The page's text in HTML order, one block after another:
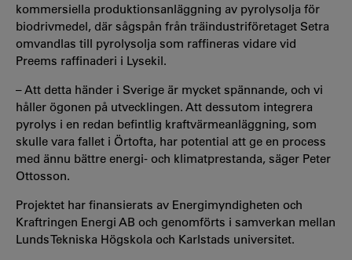
kommersiella produktionsanläggning av pyrolysolja för
biodrivmedel, där sågspån från träindustriföretaget Setra
omvandlas till pyrolysolja som raffineras vidare vid
Preems raffinaderi i Lysekil.
– Att detta händer i Sverige är mycket spännande, och vi
håller ögonen på utvecklingen. Att dessutom integrera
pyrolys i en redan befintlig kraftvärmeanläggning, som
skulle vara fallet i Örtofta, har potential att ge en process
med ännu bättre energi- och klimatprestanda, säger Peter
Ottosson.
Projektet har finansierats av Energimyndigheten och
Kraftringen Energi AB och genomförts i samverkan mellan
Lunds Tekniska Högskola och Karlstads universitet.